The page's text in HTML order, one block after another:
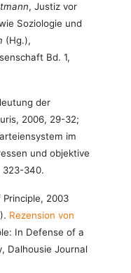
, Justiz vor
Soziologie und
(Hg.),
Bd. 1,
der
2006, 29-32;
im
und objektive
323-340.
2003
Rezension von
In Defense of a
Dalhousie Journal